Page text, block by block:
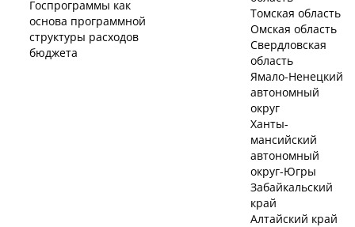
Госпрограммы как
основа программной
структуры расходов
бюджета
Томская область
Омская область
Свердловская
область
Ямало-Ненецкий
автономный
округ
Ханты-
мансийский
автономный
округ-Югры
Забайкальский
край
Алтайский край